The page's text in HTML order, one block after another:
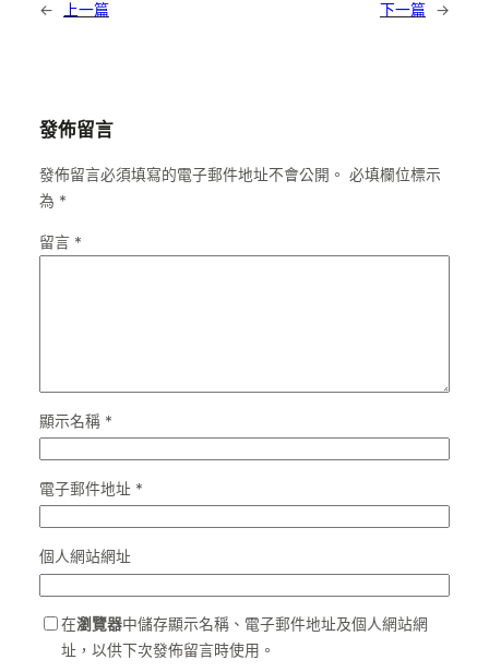
← 上一篇 下一篇 →
發佈留言
發佈留言必須填寫的電子郵件地址不會公開。 必填欄位標示
為 *
留言 *
顯示名稱 *
電子郵件地址 *
個人網站網址
在瀏覽器中儲存顯示名稱、電子郵件地址及個人網站網
址，以供下次發佈留言時使用。